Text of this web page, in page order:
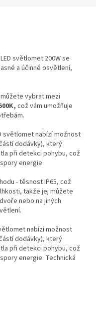
světlomet 200W se
a účinné osvětlení,
vybrat mezi
což vám umožňuje
světlomet nabízí možnost
dodávky), který
při detekci pohybu, což
energie.
- těsnost IP65, což
takže jej můžete
nebo na jiných
nabízí možnost
dodávky), který
při detekci pohybu, což
energie. Technická